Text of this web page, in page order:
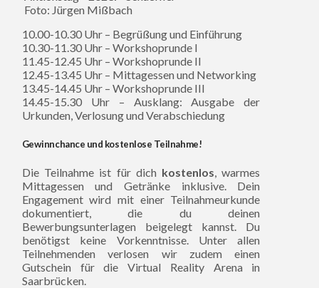
Foto: Jürgen Mißbach
10.00-10.30 Uhr – Begrüßung und Einführung
10.30-11.30 Uhr – Workshoprunde I
11.45-12.45 Uhr – Workshoprunde II
12.45-13.45 Uhr – Mittagessen und Networking
13.45-14.45 Uhr – Workshoprunde III
14.45-15.30 Uhr – Ausklang: Ausgabe der
Urkunden, Verlosung und Verabschiedung
Gewinnchance und kostenlose Teilnahme!
Die Teilnahme ist für dich kostenlos , warmes
Mittagessen und Getränke inklusive. Dein
Engagement wird mit einer Teilnahmeurkunde
dokumentiert, die du deinen
Bewerbungsunterlagen beigelegt kannst. Du
benötigst keine Vorkenntnisse. Unter allen
Teilnehmenden verlosen wir zudem einen
Gutschein für die Virtual Reality Arena in
Saarbrücken.